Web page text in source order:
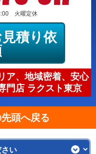
火曜定休
積り依
ア、地域密着、安心
門店 ラクスト東京
頭へ戻る